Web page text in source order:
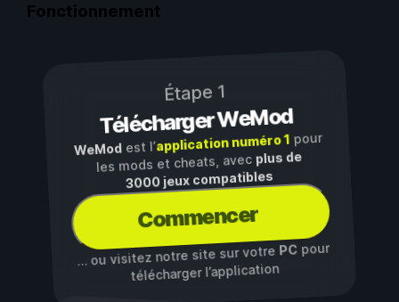
Fonctionnement
Étape 1
Télécharger WeMod
WeModest l’application numéro 1pour
les mods et cheats, avec plus de
3000 jeux compatibles
Commencer
… ou visitez notre site sur votre PCpour
télécharger l’application